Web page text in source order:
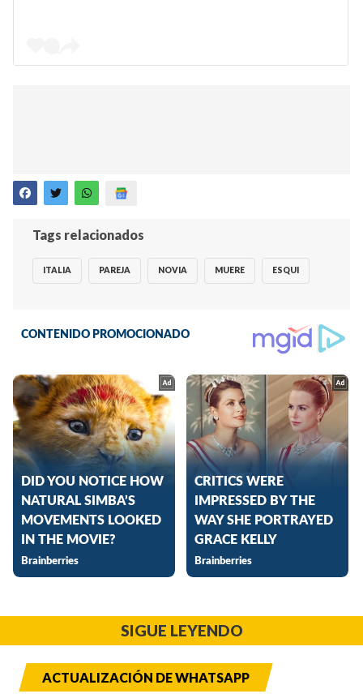
Tags relacionados
ITALIA PAREJA NOVIA MUERE ESQUI
SIGUE LEYENDO
ACTUALIZACIÓN DE WHATSAPP